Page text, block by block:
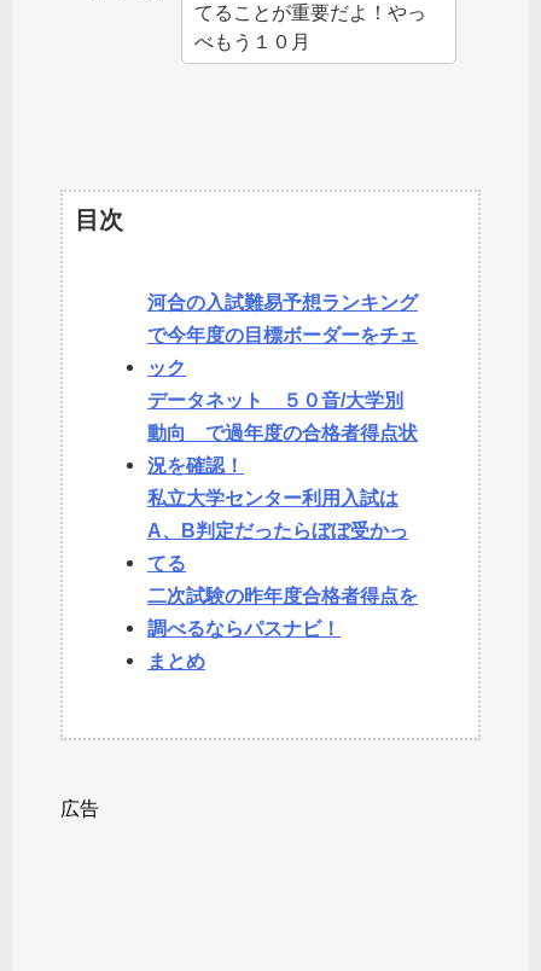
てることが重要だよ！やっ
べもう１０月
目次
河合の入試難易予想ランキング
で今年度の目標ボーダーをチェ
ック
データネット ５０音/大学別
動向 で過年度の合格者得点状
況を確認！
私立大学センター利用入試は
A、B判定だったらぼぼ受かっ
てる
二次試験の昨年度合格者得点を
調べるならパスナビ！
まとめ
広告